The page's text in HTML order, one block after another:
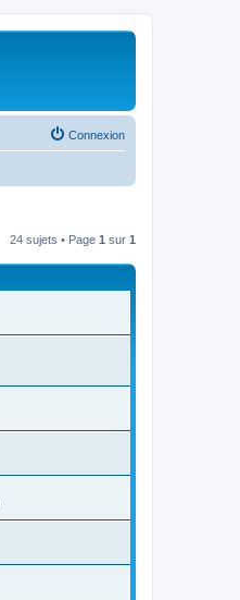
Connexion
24 sujets • Page 1 sur 1